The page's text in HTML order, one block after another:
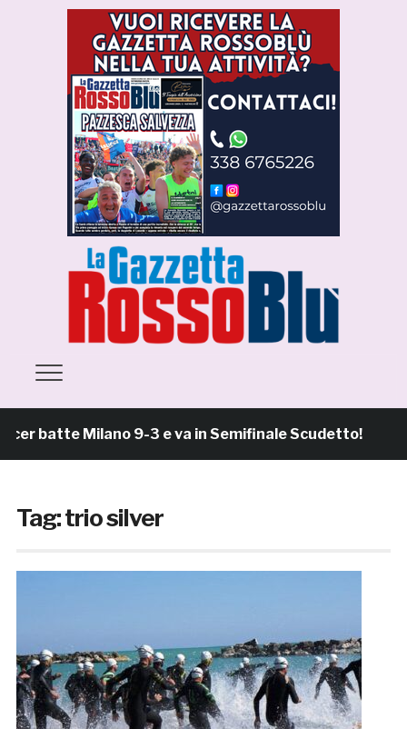
batte Milano 9-3 e va in Semifinale Scudetto!
Tag:trio silver